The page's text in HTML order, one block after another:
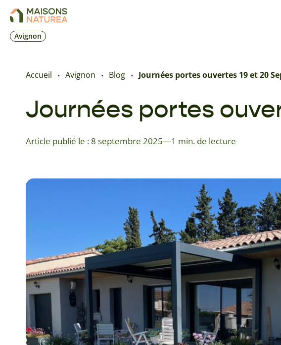
Avignon
Journées portes
Accueil Avignon Blog Journées portes ouvertes 19 et 20
Article publié le : 8 septembre 2025—1 min. de lecture